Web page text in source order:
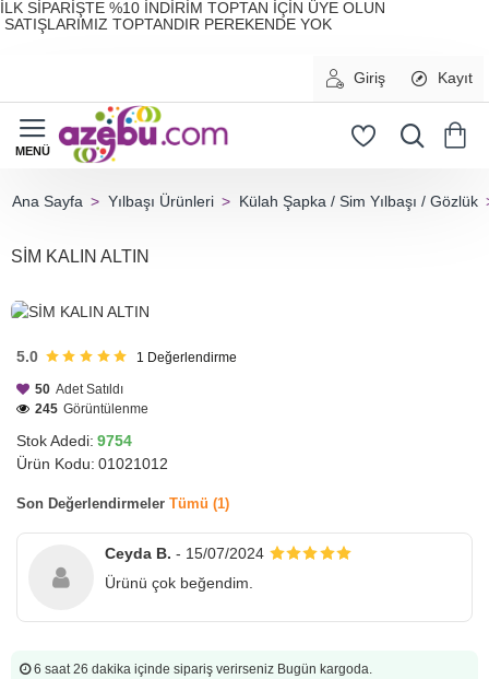
İLK SİPARİŞTE %10 İNDİRİM TOPTAN İÇİN ÜYE OLUN
SATIŞLARIMIZ TOPTANDIR PEREKENDE YOK
Giriş Kayıt
Yılbaşı Ürünleri Külah Şapka / Sim Yılbaşı / Gözlük
SİM KALIN ALTIN
5.0 1 Değerlendirme
Stok Adedi: 9754
Ürün Kodu: 01021012
50 Adet Satıldı
245 Görüntülenme
Son Değerlendirmeler Tümü (1)
Ceyda B. - 15/07/2024
Ürünü çok beğendim.
6 saat 26 dakika içinde sipariş verirseniz Bugün kargoda.